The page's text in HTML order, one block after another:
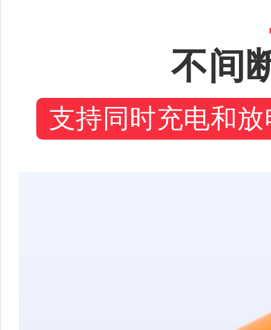
不间
支持同时充电和